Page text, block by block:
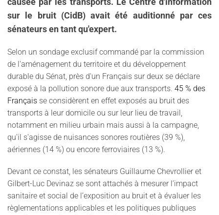
causée par les transports. Le Centre d'information
sur le bruit (CidB) avait été auditionné par ces
sénateurs en tant qu'expert.
Selon un sondage exclusif commandé par la commission
de l'aménagement du territoire et du développement
durable du Sénat, près d'un Français sur deux se déclare
exposé à la pollution sonore due aux transports. 45 % des
Français se considèrent en effet exposés au bruit des
transports à leur domicile ou sur leur lieu de travail,
notamment en milieu urbain mais aussi à la campagne,
qu'il s'agisse de nuisances sonores routières (39 %),
aériennes (14 %) ou encore ferroviaires (13 %).
Devant ce constat, les sénateurs Guillaume Chevrollier et
Gilbert-Luc Devinaz se sont attachés à mesurer l’impact
sanitaire et social de l’exposition au bruit et à évaluer les
règlementations applicables et les politiques publiques